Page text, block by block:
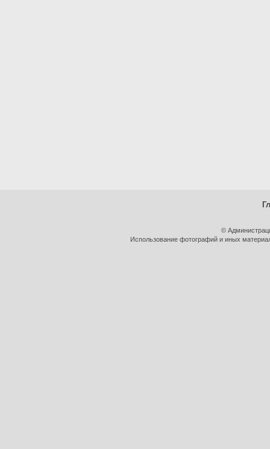
©
Использование фотографий и иных